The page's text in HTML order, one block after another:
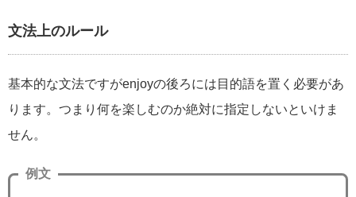
文法上のルール
基本的な文法ですがenjoyの後ろには目的語を置く必要があ
ります。つまり何を楽しむのか絶対に指定しないといけま
せん。
例文